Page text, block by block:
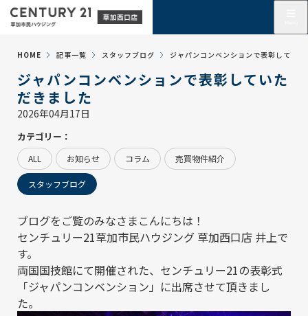
HOME 記事一覧 スタッフブログ ジャパンコンベンションで表彰してい
ジャパンコンベンションで表彰していた
だきました
2026年04月17日
カテゴリー：
ALL お知らせ コラム 売買物件紹介
スタッフブログ
ブログをご覧のみなさまこんにちは！
センチュリー21草加市民ハウジング 草加西口店 井上で
す。
両国国技館にて開催された、センチュリー21の表彰式
「ジャパンコンベンション」に出席させて頂きまし
た。